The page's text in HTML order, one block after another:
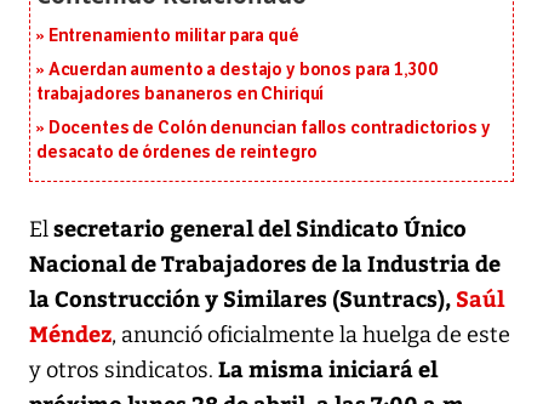
Entrenamiento militar para qué
Acuerdan aumento a destajo y bonos para 1,300
trabajadores bananeros en Chiriquí
Docentes de Colón denuncian fallos contradictorios y
desacato de órdenes de reintegro
Elsecretario general del Sindicato Único
Nacional de Trabajadores de la Industria de
la Construcción y Similares (Suntracs), Saúl
Méndez, anunció oficialmente la huelga de este
y otros sindicatos. La misma iniciará el